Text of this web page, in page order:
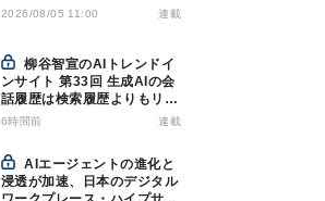
2026/08/05 11:00 連載
柳谷智宣のAIトレンドイ
ンサイト 第33回 生成AIの会
話履歴は検索履歴よりもリス
キー？今のうちに情報漏洩対
6時間前 連載
AIエージェントの進化と
浸透が加速、日本のデジタル